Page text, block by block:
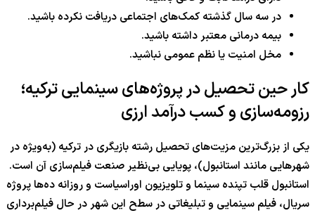
در سه سال گذشته کمک‌های اجتماعی دریافت نکرده‌ باشید.
بیمه درمانی معتبر داشته باشید.
مخل امنیت یا نظم عمومی نباشید.
کار حین تحصیل در پروژه‌های سینمایی ترکیه؛
رزومه‌سازی و کسب درآمد ارزی
یکی از بزرگ‌ترین مزیت‌های تحصیل رشته بازیگری در ترکیه (به‌ویژه در
شهرهایی مانند استانبول)، پویایی بی‌نظیر صنعت فیلم‌سازی آن است.
استانبول قلب تپنده سینما و تلویزیون اوراسیاست و روزانه ده‌ها پروژه
سریال، فیلم سینمایی و تبلیغاتی در سطح این شهر در حال فیلم‌برداری